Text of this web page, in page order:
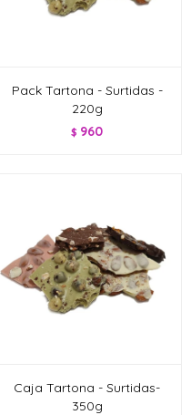
Pack Tartona - Surtidas -
220g
$ 960
Caja Tartona - Surtidas-
350g